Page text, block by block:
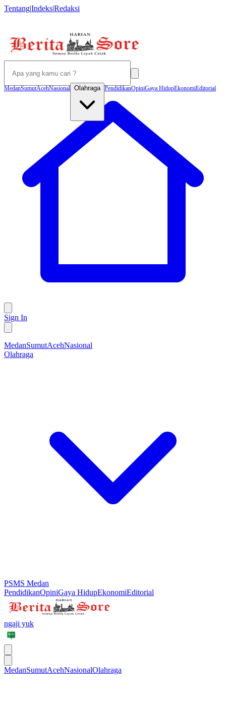
Tentang|Indeks|Redaksi
MedanSumutAcehNasional Olahraga PendidikanOpiniGaya HidupEkonomiEditorial
Sign In
MedanSumutAcehNasional
Olahraga
PSMS Medan
PendidikanOpiniGaya HidupEkonomiEditorial
ngaji yuk
MedanSumutAcehNasionalOlahraga